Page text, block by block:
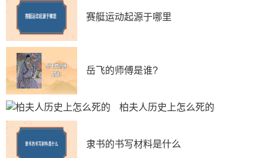
赛艇运动起源于哪里
岳飞的师傅是谁?
柏夫人历史上怎么死的
隶书的书写材料是什么